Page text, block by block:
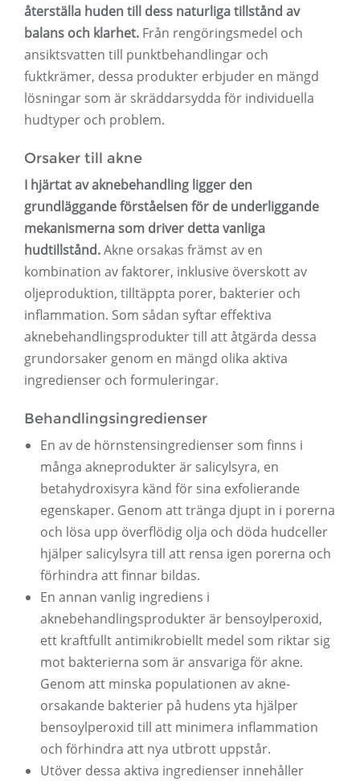
återställa huden till dess naturliga tillstånd av
balans och klarhet. Från rengöringsmedel och
ansiktsvatten till punktbehandlingar och
fuktkrämer, dessa produkter erbjuder en mängd
lösningar som är skräddarsydda för individuella
hudtyper och problem.
Orsaker till akne
I hjärtat av aknebehandling ligger den
grundläggande förståelsen för de underliggande
mekanismerna som driver detta vanliga
hudtillstånd.Akne orsakas främst av en
kombination av faktorer, inklusive överskott av
oljeproduktion, tilltäppta porer, bakterier och
inflammation. Som sådan syftar effektiva
aknebehandlingsprodukter till att åtgärda dessa
grundorsaker genom en mängd olika aktiva
ingredienser och formuleringar.
Behandlingsingredienser
En av de hörnstensingredienser som finns i
många akneprodukter är salicylsyra, en
betahydroxisyra känd för sina exfolierande
egenskaper. Genom att tränga djupt in i porerna
och lösa upp överflödig olja och döda hudceller
hjälper salicylsyra till att rensa igen porerna och
förhindra att finnar bildas.
En annan vanlig ingrediens i
aknebehandlingsprodukter är bensoylperoxid,
ett kraftfullt antimikrobiellt medel som riktar sig
mot bakterierna som är ansvariga för akne.
Genom att minska populationen av akne-
orsakande bakterier på hudens yta hjälper
bensoylperoxid till att minimera inflammation
och förhindra att nya utbrott uppstår.
Utöver dessa aktiva ingredienser innehåller